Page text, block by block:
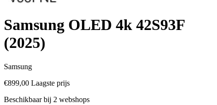
Samsung OLED 4k 42S93F
(2025)
Samsung
€899,00 Laagste prijs
Beschikbaar bij 2 webshops